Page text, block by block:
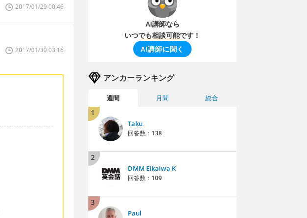
2017/01/29 00:46
2017/01/30 03:16
AI講師なら
いつでも相談可能です！
AI講師に聞く
アンカーランキング
週間 月間 総合
1
Taku
回答数： 138
2
DMM Eikaiwa K
回答数： 109
3
Paul